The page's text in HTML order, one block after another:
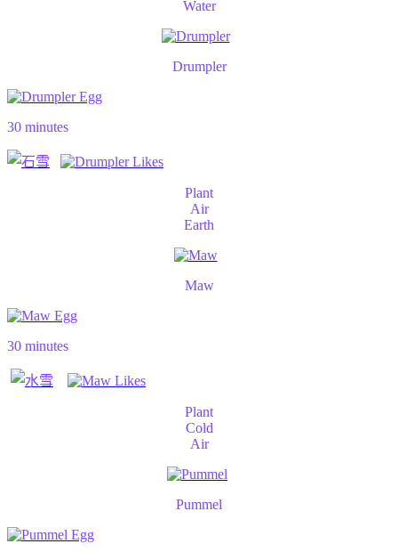
Water
Drumpler
30 minutes
Plant
Air
Earth
Maw
30 minutes
Plant
Cold
Air
Pummel